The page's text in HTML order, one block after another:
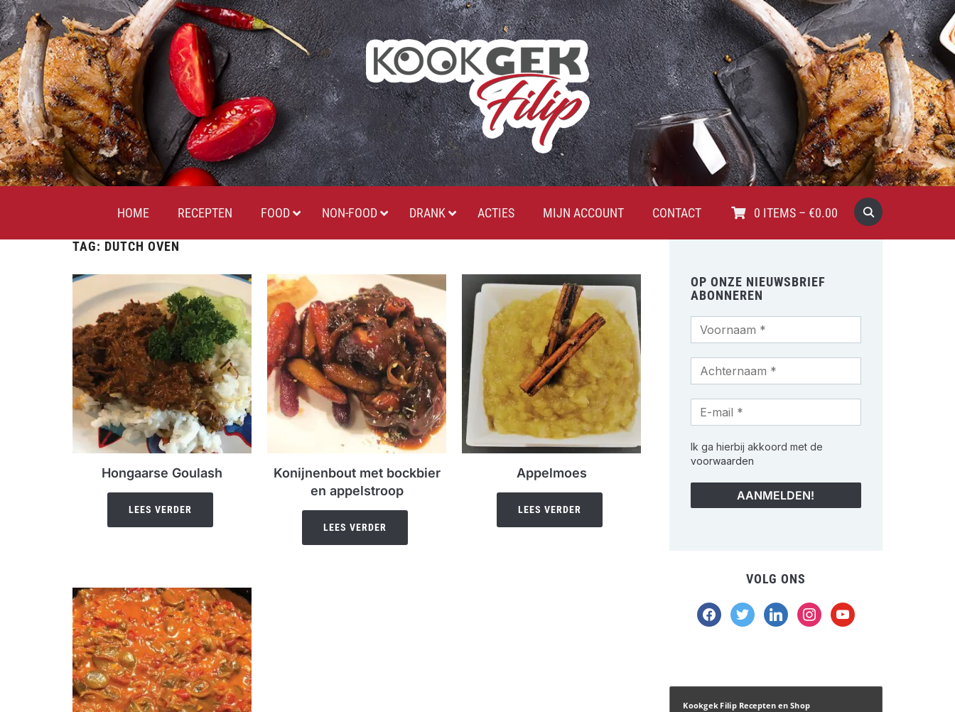
HOME RECEPTEN FOOD NON-FOOD DRANK ACTIES MIJN ACCOUNT CONTACT 0 ITEMS – €0.00
TAG: DUTCH OVEN
Hongaarse Goulash
LEES VERDER
Konijnenbout met bockbier
en appelstroop
LEES VERDER
Appelmoes
LEES VERDER
OP ONZE NIEUWSBRIEF
ABONNEREN
Ik ga hierbij akkoord met de
voorwaarden
VOLG ONS
facebook
twitter linkedininstagramyoutube
Kookgek Filip Recepten en Shop